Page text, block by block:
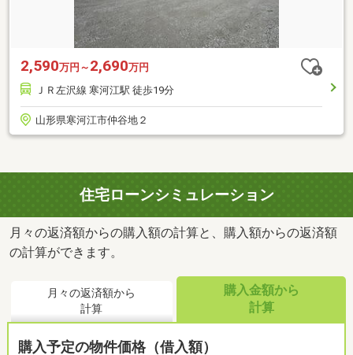
2,590万円～ 2,690万円
ＪＲ左沢線 寒河江駅 徒歩19分
山形県寒河江市仲谷地２
住宅ローンシミュレーション
月々の返済額からの購入額の計算と、購入額からの返済額
の計算ができます。
月々の返済額から
計算
購入金額から
計算
購入予定の物件価格（借入額）